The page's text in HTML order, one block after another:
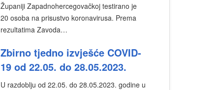
Županiji Zapadnohercegovačkoj testirano je
20 osoba na prisustvo koronavirusa. Prema
rezultatima Zavoda…
Zbirno tjedno izvješće COVID-
19 od 22.05. do 28.05.2023.
U razdoblju od 22.05. do 28.05.2023. godine u